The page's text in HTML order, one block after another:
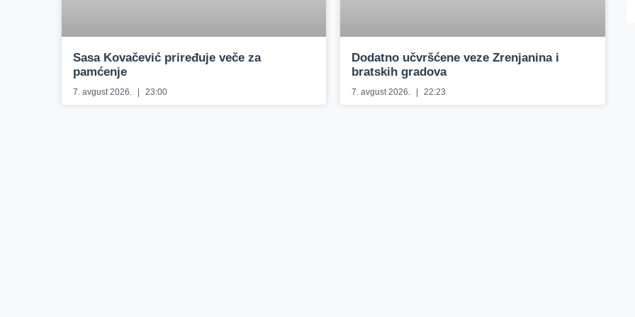
Sasa Kovačević priređuje veče za
pamćenje
7. avgust 2026. 23:00
Dodatno učvršćene veze Zrenjanina i
bratskih gradova
7. avgust 2026. 22:23